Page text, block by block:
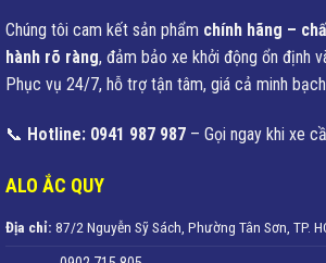
Chúng tôi cam kết sản phẩm chính hãng –
hành rõ ràng, đảm bảo xe khởi động ổn định
Phục vụ 24/7, hỗ trợ tận tâm, giá cả minh
📞 Hotline: 0941 987 987 – Gọi ngay khi xe
ALO ẮC QUY
Địa chỉ: 87/2 Nguyễn Sỹ Sách, Phường Tân Sơn, TP.